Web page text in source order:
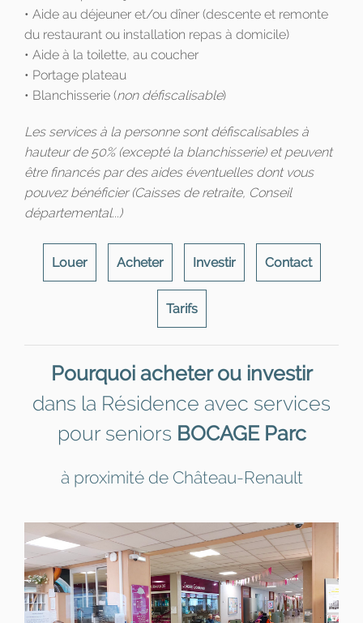
• Aide au déjeuner et/ou dîner (descente et remonte
du restaurant ou installation repas à domicile)
• Aide à la toilette, au coucher
• Portage plateau
• Blanchisserie (non défiscalisable)
Les services à la personne sont défiscalisables à
hauteur de 50% (excepté la blanchisserie) et peuvent
être financés par des aides éventuelles dont vous
pouvez bénéficier (Caisses de retraite, Conseil
départemental...)
Louer Acheter Investir Contact
Tarifs
Pourquoi acheter ou investir
dans la Résidence avec services
pour seniors BOCAGE Parc
à proximité de Château-Renault